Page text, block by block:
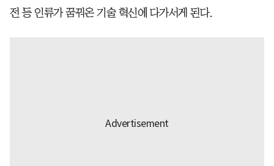
전 등 인류가 꿈꿔온 기술 혁신에 다가서게 된다.